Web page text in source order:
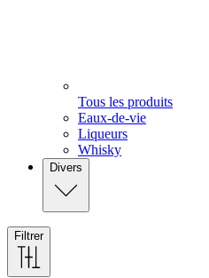
Tous les produits
Eaux-de-vie
Liqueurs
Whisky
Divers
Filtrer